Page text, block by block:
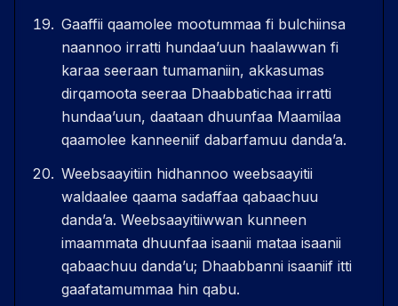
Gaaffii qaamolee mootummaa fi bulchiinsa
naannoo irratti hundaaʼuun haalawwan fi
karaa seeraan tumamaniin, akkasumas
dirqamoota seeraa Dhaabbatichaa irratti
hundaaʼuun, daataan dhuunfaa Maamilaa
qaamolee kanneeniif dabarfamuu dandaʼa.
Weebsaayitiin hidhannoo weebsaayitii
waldaalee qaama sadaffaa qabaachuu
dandaʼa. Weebsaayitiiwwan kunneen
imaammata dhuunfaa isaanii mataa isaanii
qabaachuu dandaʼu; Dhaabbanni isaaniif itti
gaafatamummaa hin qabu.